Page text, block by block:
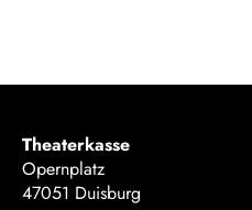
Theaterkasse
Opernplatz
47051 Duisburg